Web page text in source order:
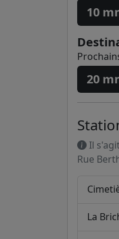
10
20
Il
Rue
La